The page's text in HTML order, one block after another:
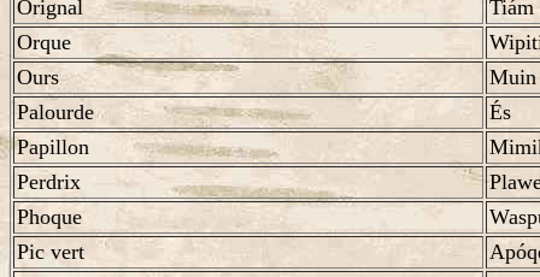
Orignal
Tiám
Orque
Ours
Muin
Palourde
És
Papillon
Perdrix
Phoque
Pic vert